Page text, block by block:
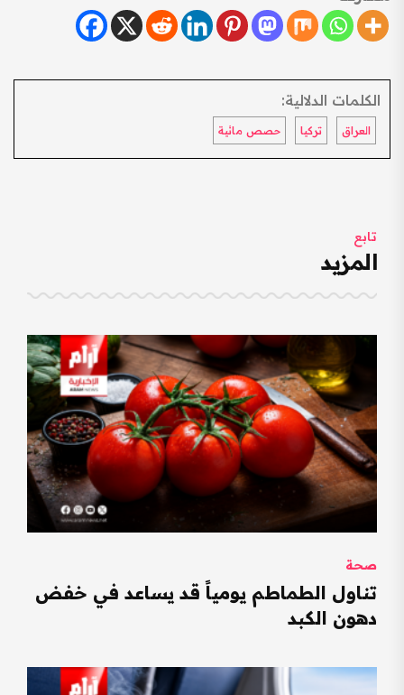
الكلمات الدلالية:
العراق تركيا حصص مائية
تابع
المزيد
صحة
تناول الطماطم يومياً قد يساعد في خفض
دهون الكبد